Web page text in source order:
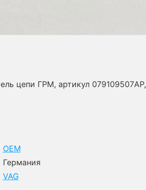
цепи ГРМ, артикул 079109507AP,
OEM
Германия
VAG